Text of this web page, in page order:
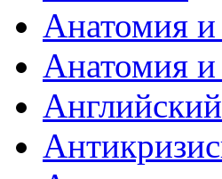
Анатомия
Анатомия и